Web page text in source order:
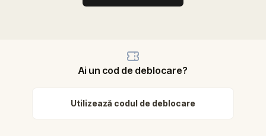
Ai un cod de deblocare?
Utilizează codul de deblocare